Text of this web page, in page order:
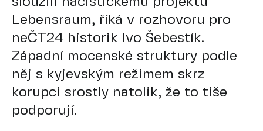
Lebensraum, říká v rozhovoru pro
neČT24 historik Ivo Šebestík.
Západní mocenské struktury podle
něj s kyjevským režimem skrz
korupci srostly natolik, že to tiše
podporují.